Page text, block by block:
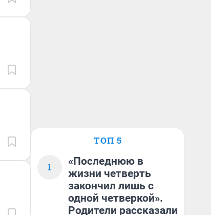
ТОП 5
1
«Последнюю в
жизни четверть
закончил лишь с
одной четверкой».
Родители рассказали